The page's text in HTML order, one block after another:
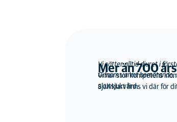
Mer än 700
Vi sätter alltid djuret i
Genom varmt
Vi har stor kompetens
akutsjukvård.
Självklart finns vi där för